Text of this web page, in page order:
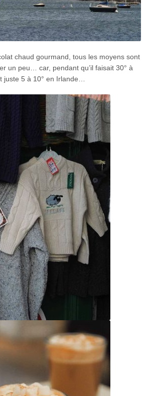
chaud gourmand, tous les moyens sont
un peu… car, pendant qu’il faisait 30° à
juste 5 à 10° en Irlande…